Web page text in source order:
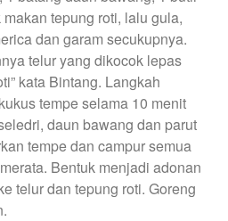
tepung roti, lalu gula,
dan garam secukupnya.
telur yang dikocok lepas
kata Bintang. Langkah
tempe selama 10 menit
daun bawang dan parut
tempe dan campur semua
Bentuk menjadi adonan
telur dan tepung roti. Goreng